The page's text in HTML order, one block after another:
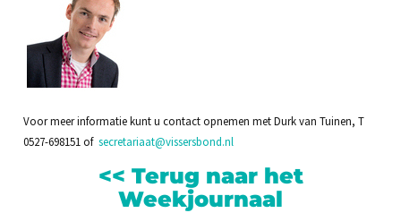
Voor meer informatie kunt u contact opnemen met Durk van Tuinen, T
0527-698151 of secretariaat@vissersbond.nl
<< Terug naar het
Weekjournaal